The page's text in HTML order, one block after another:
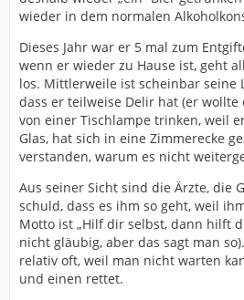
wieder in dem normalen
Dieses Jahr war er 5 mal zum
wenn er wieder zu Hause ist, geht
los. Mittlerweile ist scheinbar seine
dass er teilweise Delir hat (er
von einer Tischlampe trinken, weil
Glas, hat sich in eine Zimmerecke
verstanden, warum es nicht
Aus seiner Sicht sind die Ärzte, die
schuld, dass es ihm so geht, weil
Motto ist „Hilf dir selbst, dann hilft
nicht gläubig, aber das sagt man
relativ oft, weil man nicht warten
und einen rettet.